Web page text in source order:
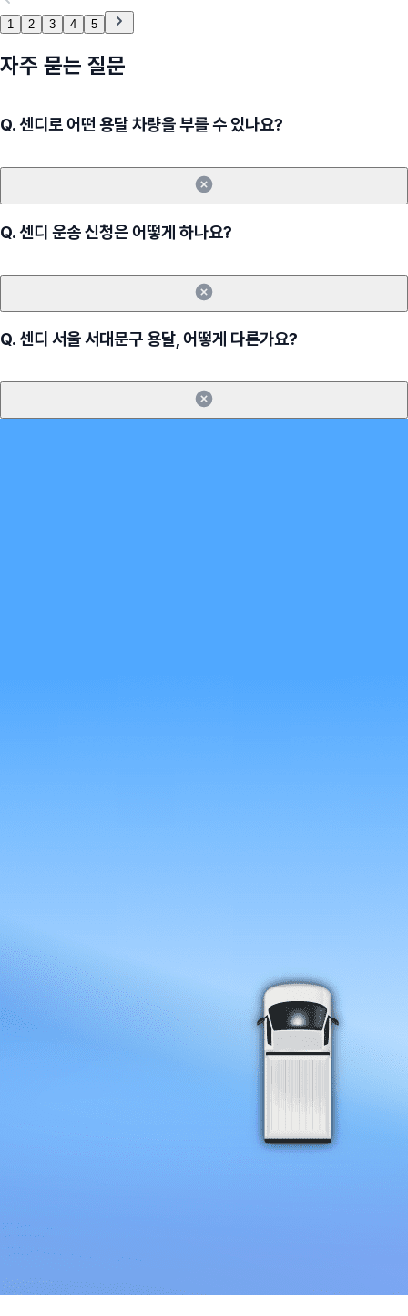
1 2 3 4 5
자주 묻는 질문
Q.센디로 어떤 용달 차량을 부를 수 있나요?
Q.센디 운송 신청은 어떻게 하나요?
Q.센디 서울 서대문구 용달, 어떻게 다른가요?